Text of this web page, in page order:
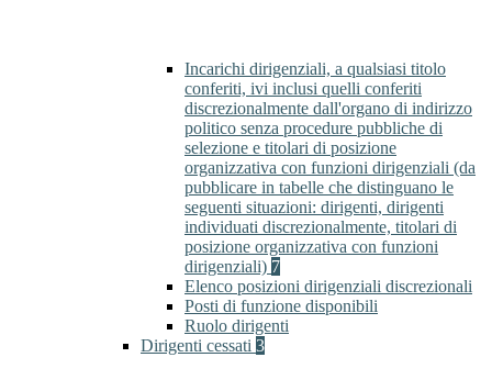
Incarichi dirigenziali, a qualsiasi titolo
conferiti, ivi inclusi quelli conferiti
discrezionalmente dall'organo di indirizzo
politico senza procedure pubbliche di
selezione e titolari di posizione
organizzativa con funzioni dirigenziali (da
pubblicare in tabelle che distinguano le
seguenti situazioni: dirigenti, dirigenti
individuati discrezionalmente, titolari di
posizione organizzativa con funzioni
dirigenziali) 7
Elenco posizioni dirigenziali discrezionali
Posti di funzione disponibili
Ruolo dirigenti
Dirigenti cessati 3